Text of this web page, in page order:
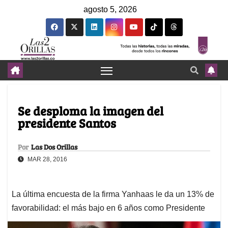
agosto 5, 2026
Se desploma la imagen del
presidente Santos
Por Las Dos Orillas
MAR 28, 2016
La última encuesta de la firma Yanhaas le da un 13% de
favorabilidad: el más bajo en 6 años como Presidente